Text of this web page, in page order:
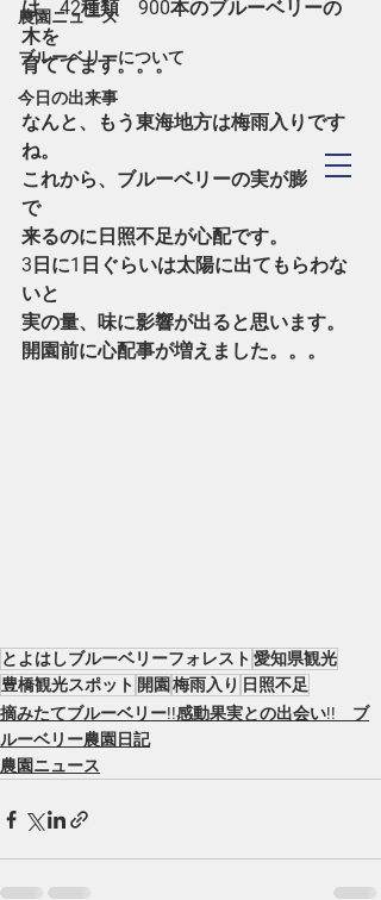
​Blueberry Forest
農園ニュース
ブルーベリーについて
今日の出来事
は、42種類　900本のブルーベリーの
木を
育ててます。。。
なんと、もう東海地方は梅雨入りです
ね。
これから、ブルーベリーの実が膨らん
で
来るのに日照不足が心配です。
3日に1日ぐらいは太陽に出てもらわな
いと
実の量、味に影響が出ると思います。
開園前に心配事が増えました。。。
とよはしブルーベリーフォレスト 愛知県観光
豊橋観光スポット 開園 梅雨入り 日照不足
摘みたてブルーベリー!!感動果実との出会い!! ブ
ルーベリー農園日記
農園ニュース